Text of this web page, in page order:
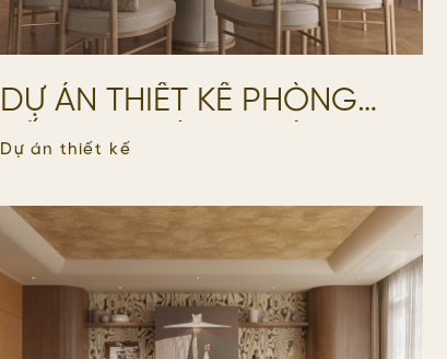
DỰ ÁN THIẾT KẾ PHÒNG
BẾP VILLA BÌNH CHÁNH
Dự án thiết kế